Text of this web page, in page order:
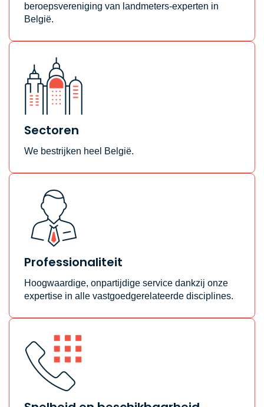
beroepsvereniging van landmeters-experten in
België.
Sectoren
We bestrijken heel België.
Professionaliteit
Hoogwaardige, onpartijdige service dankzij onze
expertise in alle vastgoedgerelateerde disciplines.